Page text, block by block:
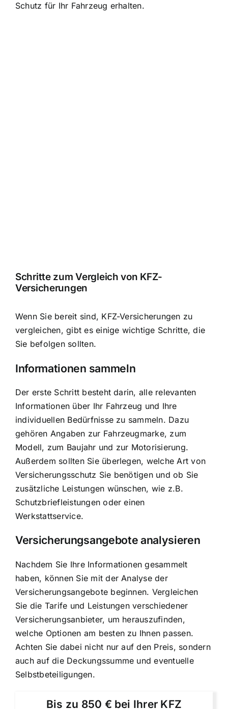
Schutz für Ihr Fahrzeug erhalten.
Schritte zum Vergleich von KFZ-
Versicherungen
Wenn Sie bereit sind, KFZ-Versicherungen zu
vergleichen, gibt es einige wichtige Schritte, die
Sie befolgen sollten.
Informationen sammeln
Der erste Schritt besteht darin, alle relevanten
Informationen über Ihr Fahrzeug und Ihre
individuellen Bedürfnisse zu sammeln. Dazu
gehören Angaben zur Fahrzeugmarke, zum
Modell, zum Baujahr und zur Motorisierung.
Außerdem sollten Sie überlegen, welche Art von
Versicherungsschutz Sie benötigen und ob Sie
zusätzliche Leistungen wünschen, wie z.B.
Schutzbriefleistungen oder einen
Werkstattservice.
Versicherungsangebote analysieren
Nachdem Sie Ihre Informationen gesammelt
haben, können Sie mit der Analyse der
Versicherungsangebote beginnen. Vergleichen
Sie die Tarife und Leistungen verschiedener
Versicherungsanbieter, um herauszufinden,
welche Optionen am besten zu Ihnen passen.
Achten Sie dabei nicht nur auf den Preis, sondern
auch auf die Deckungssumme und eventuelle
Selbstbeteiligungen.
Bis zu 850 € bei Ihrer KFZ